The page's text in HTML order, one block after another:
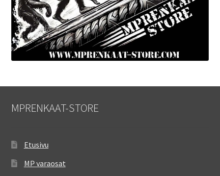
MPRENKAAT-STORE
Etusivu
MP varaosat